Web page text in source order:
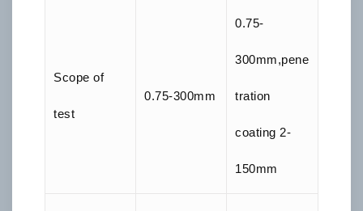
Scope of
test
0.75-300mm
0.75-
300mm,pene
tration
coating 2-
150mm